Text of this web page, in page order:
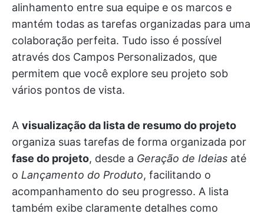
alinhamento entre sua equipe e os marcos e
mantém todas as tarefas organizadas para uma
colaboração perfeita. Tudo isso é possível
através dos Campos Personalizados, que
permitem que você explore seu projeto sob
vários pontos de vista.
A visualização da lista de resumo do projeto
organiza suas tarefas de forma organizada por
fase do projeto, desde a Geração de Ideias até
o Lançamento do Produto, facilitando o
acompanhamento do seu progresso. A lista
também exibe claramente detalhes como